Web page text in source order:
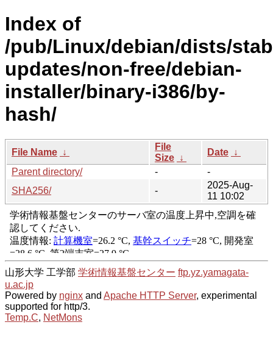
Index of
/pub/Linux/debian/dists/
updates/non-free/debian-
installer/binary-i386/by-
hash/
File Name ↓
File
Size ↓
Date ↓
Parent directory/
-
-
SHA256/
-
2025-Aug-
11 10:02
山形大学 工学部 学術情報基盤センター ftp.yz.yamagata-
u.ac.jp
Powered by nginx and Apache HTTP Server, experimental
supported for http/3.
Temp.C, NetMons